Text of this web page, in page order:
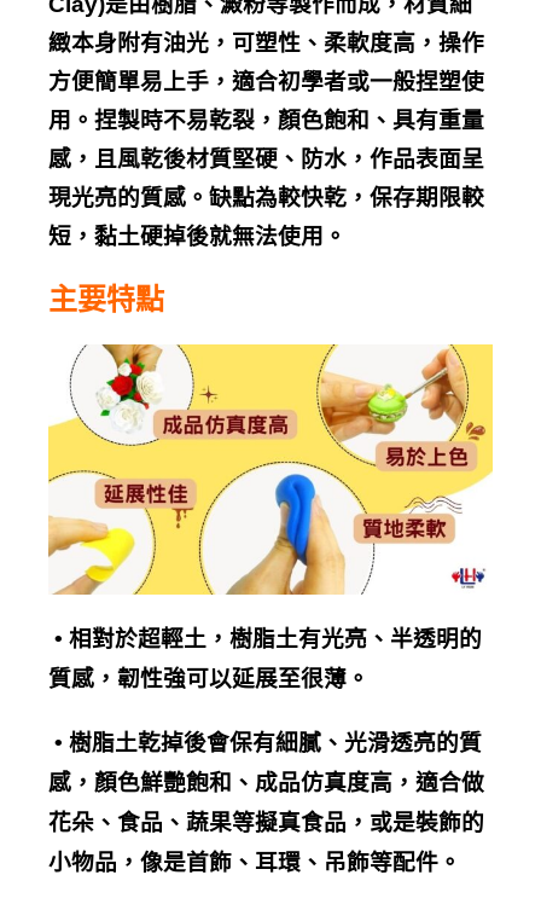
緻本身附有油光，可塑性、柔軟度高，操作
方便簡單易上手，適合初學者或一般捏塑使
用。捏製時不易乾裂，顏色飽和、具有重量
感，且風乾後材質堅硬、防水，作品表面呈
現光亮的質感。缺點為較快乾，保存期限較
短，黏土硬掉後就無法使用。
主要特點
• 相對於超輕土，樹脂土有光亮、半透明的
質感， 韌性強可以延展至很薄。
• 樹脂土乾掉後會保有細膩、光滑透亮的質
感，顏色鮮艷飽和、 成品仿真度高，適合做
花朵、食品、蔬果等擬真食品，或是裝飾的
小物品，像是首飾、耳環、吊飾等配件。